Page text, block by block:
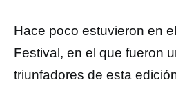
Hace poco estuvieron en
Festival, en el que fueron
triunfadores de esta